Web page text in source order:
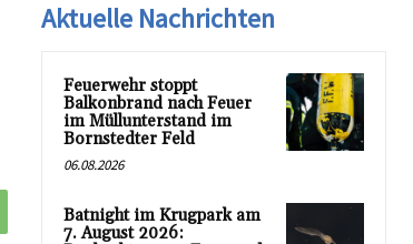
Aktuelle Nachrichten
Feuerwehr stoppt
Balkonbrand nach Feuer
im Müllunterstand im
Bornstedter Feld
06.08.2026
Batnight im Krugpark am
7. August 2026: